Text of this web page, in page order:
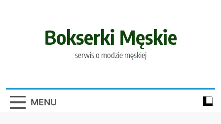
Bokserki Męskie
serwis o modzie męskiej
MENU